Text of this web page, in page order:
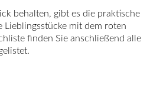
behalten, gibt es die praktische
mit dem roten
finden Sie anschließend alle